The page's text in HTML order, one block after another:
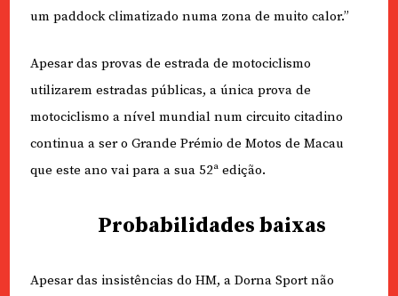
um paddock climatizado numa zona de muito calor.”
Apesar das provas de estrada de motociclismo
utilizarem estradas públicas, a única prova de
motociclismo a nível mundial num circuito citadino
continua a ser o Grande Prémio de Motos de Macau
que este ano vai para a sua 52ª edição.
Probabilidades baixas
Apesar das insistências do HM, a Dorna Sport não